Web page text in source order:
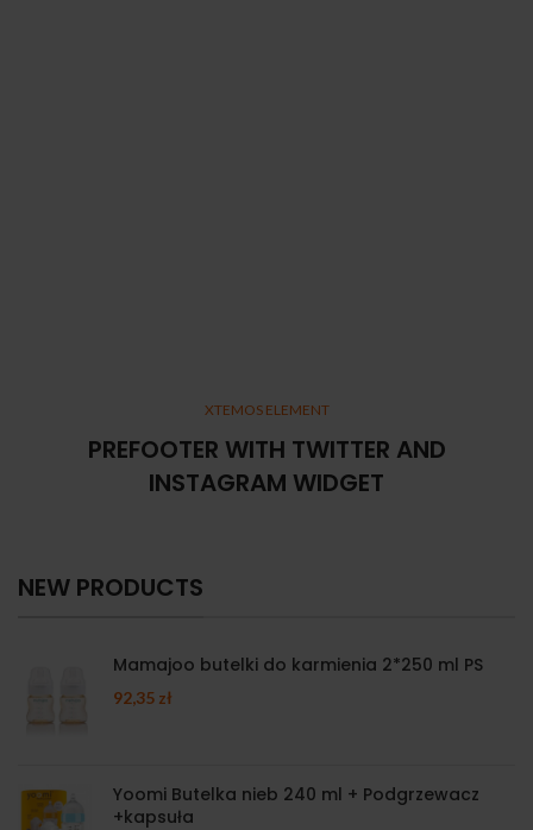
XTEMOS ELEMENT
PREFOOTER WITH TWITTER AND
INSTAGRAM WIDGET
NEW PRODUCTS
Mamajoo butelki do karmienia 2*250 ml PS
92,35 zł
Yoomi Butelka nieb 240 ml + Podgrzewacz
+kapsuła